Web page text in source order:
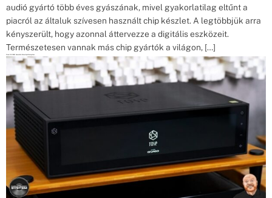
audió gyártó több éves gyászának, mivel gyakorlatilag eltűnt a
piacról az általuk szívesen használt chip készlet. A legtöbbjük arra
kényszerült, hogy azonnal áttervezze a digitális eszközeit.
Természetesen vannak más chip gyártók a világon, […]
Rose RS150B bemutató Pursuitperfectsystem